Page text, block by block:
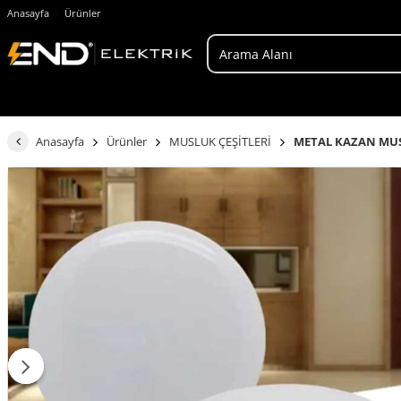
Anasayfa Ürünler
Anasayfa Ürünler MUSLUK ÇEŞİTLERİ METAL KAZAN